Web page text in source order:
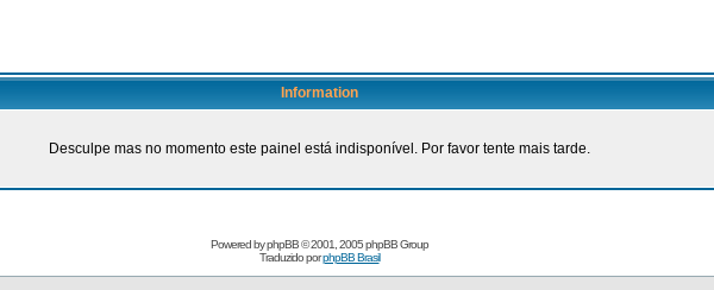
Information
Desculpe mas no momento este painel está indisponível. Por favor tente mais tarde.
Powered byphpBB© 2001, 2005 phpBB Group
Traduzido porphpBB Brasil